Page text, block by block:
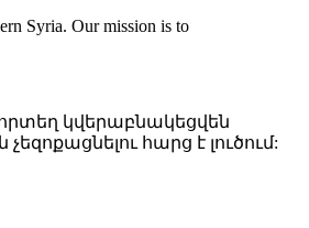
Syria. Our mission is to
կվերաբնակեցվեն
հարց է լուծում: